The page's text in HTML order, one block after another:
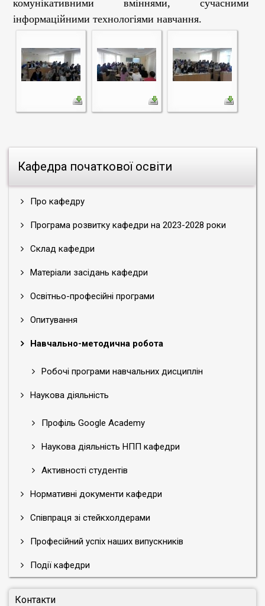
Кафедра початкової освіти
Про кафедру
Програма розвитку кафедри на 2023-2028 роки
Склад кафедри
Матеріали засідань кафедри
Освітньо-професійні програми
Опитування
Навчально-методична робота
Робочі програми навчальних дисциплін
Наукова діяльність
Профіль Google Academy
Наукова діяльність НПП кафедри
Активності студентів
Нормативні документи кафедри
Співпраця зі стейкхолдерами
Професійний успіх наших випускників
Події кафедри
Контакти
комунікативними вміннями, сучасними
інформаційними технологіями навчання.